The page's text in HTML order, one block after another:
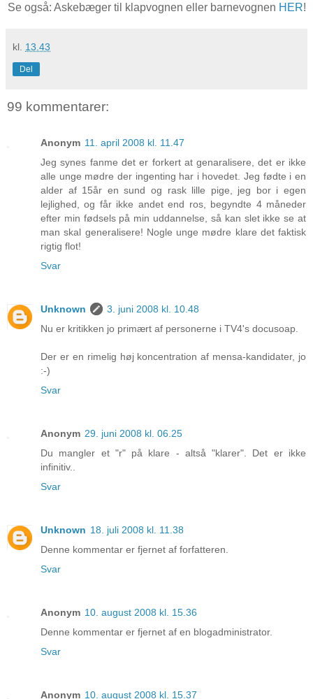
Se også: Askebæger til klapvognen eller barnevognen HER!
kl. 13.43
Del
99 kommentarer:
Anonym 11. april 2008 kl. 11.47
Jeg synes fanme det er forkert at genaralisere, det er ikke
alle unge mødre der ingenting har i hovedet. Jeg fødte i en
alder af 15år en sund og rask lille pige, jeg bor i egen
lejlighed, og får ikke andet end ros, begyndte 4 måneder
efter min fødsels på min uddannelse, så kan slet ikke se at
man skal generalisere! Nogle unge mødre klare det faktisk
rigtig flot!
Svar
Unknown
3. juni 2008 kl. 10.48
Nu er kritikken jo primært af personerne i TV4's docusoap.
Der er en rimelig høj koncentration af mensa-kandidater, jo
:-)
Svar
Anonym 29. juni 2008 kl. 06.25
Du mangler et "r" på klare - altså "klarer". Det er ikke
infinitiv..
Svar
Unknown 18. juli 2008 kl. 11.38
Denne kommentar er fjernet af forfatteren.
Svar
Anonym 10. august 2008 kl. 15.36
Denne kommentar er fjernet af en blogadministrator.
Svar
Anonym 10. august 2008 kl. 15.37